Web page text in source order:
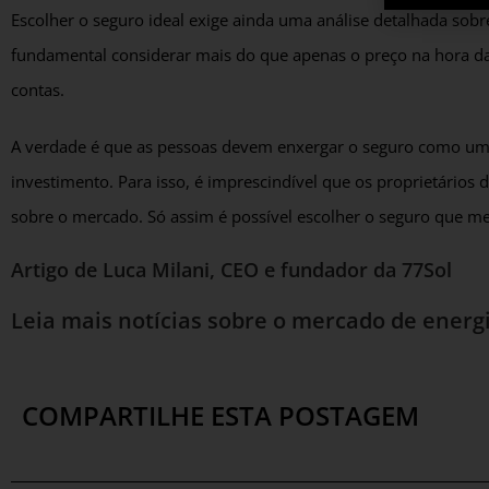
Escolher o seguro ideal exige ainda uma análise detalhada
fundamental considerar mais do que apenas o preço na hora
contas.
A verdade é que as pessoas devem enxergar o seguro como
investimento. Para isso, é imprescindível que os proprietários
sobre o mercado. Só assim é possível escolher o seguro que
Artigo de Luca Milani, CEO e fundador da 77Sol
Leia mais notícias sobre o mercado de
COMPARTILHE ESTA POSTAGEM